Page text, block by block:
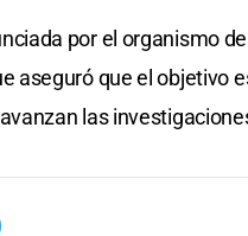
por el organismo
aseguró que el objetivo
las